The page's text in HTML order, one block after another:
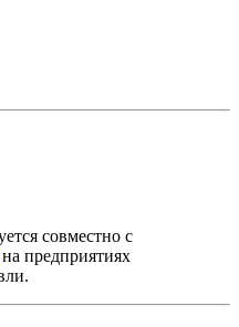
совместно с
на предприятиях